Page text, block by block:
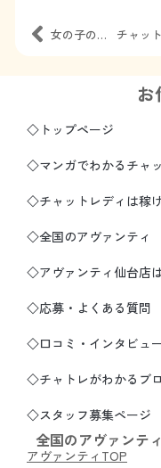
女の子の日でもチャットレディできる？
お
◇トップページ
◇マンガでわかるチャ
◇チャットレディは稼
◇全国のアヴァンティ
◇アヴァンティ仙台店
◇応募・よくある質問
◇口コミ・インタビュ
◇チャトレがわかるブ
◇スタッフ募集ページ
全国のアヴァンティ
アヴァンティTOP